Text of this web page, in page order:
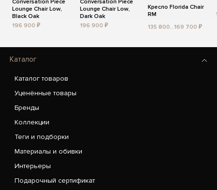
Conversation Piece
Lounge Chair Low,
Black Oak
196 900 ₽
Conversation Piece
Lounge Chair Low,
Dark Oak
196 900 ₽
Кресло Florida Chair
RM
135 800...169 700 ₽
Каталог
Каталог товаров
Уценённые товары
Бренды
Коллекции
Теги и подборки
Материалы и обивки
Интерьеры
Подарочный сертификат